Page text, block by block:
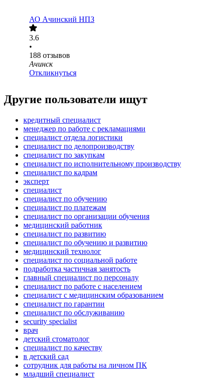
АО Ачинский НПЗ
3.6
•
188 отзывов
Ачинск
Откликнуться
Другие пользователи ищут
кредитный специалист
менеджер по работе с рекламациями
специалист отдела логистики
специалист по делопроизводству
специалист по закупкам
специалист по исполнительному производству
специалист по кадрам
эксперт
специалист
специалист по обучению
специалист по платежам
специалист по организации обучения
медицинский работник
специалист по развитию
специалист по обучению и развитию
медицинский технолог
специалист по социальной работе
подработка частичная занятость
главный специалист по персоналу
специалист по работе с населением
специалист с медицинским образованием
специалист по гарантии
специалист по обслуживанию
security specialist
врач
детский стоматолог
специалист по качеству
в детский сад
сотрудник для работы на личном ПК
младший специалист